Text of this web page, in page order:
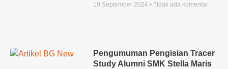
19 September 2024 Tidak ada komentar
Pengumuman Pengisian Tracer
Study Alumni SMK Stella Maris